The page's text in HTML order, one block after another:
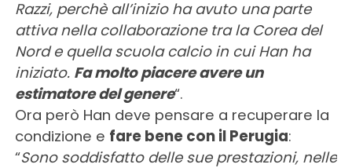
Razzi, perchè all’inizio ha avuto una parte
attiva nella collaborazione tra la Corea del
Nord e quella scuola calcio in cui Han ha
iniziato. Fa molto piacere avere un
estimatore del genere“.
Ora però Han deve pensare a recuperare la
condizione e fare bene con il Perugia:
“Sono soddisfatto delle sue prestazioni, nelle